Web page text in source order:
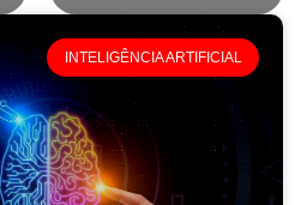
INTELIGÊNCIA ARTIFICIAL